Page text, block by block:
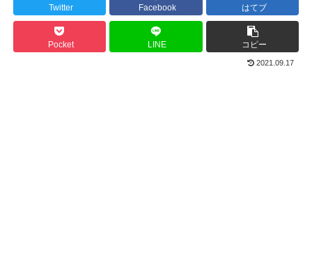
Twitter Facebook はてブ
Pocket LINE コピー
2021.09.17